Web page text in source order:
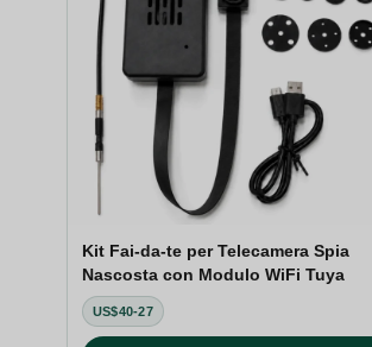
Kit Fai-da-te per Telecamera Spia
Nascosta con Modulo WiFi Tuya
US$40-27